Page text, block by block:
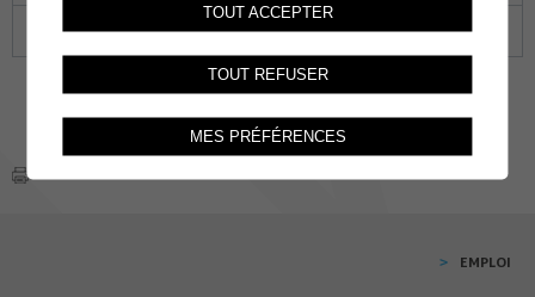
26 27 28 29 30
EMPLOI
TOUT ACCEPTER
TOUT REFUSER
MES PRÉFÉRENCES